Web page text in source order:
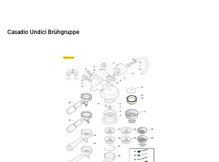
Casadio Undici Brühgruppe